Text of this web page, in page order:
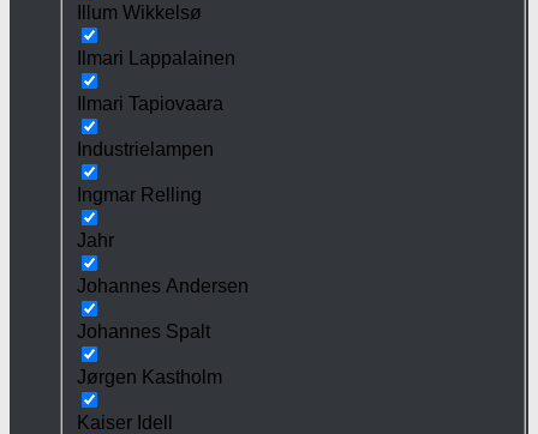
Illum Wikkelsø
Ilmari Lappalainen
Ilmari Tapiovaara
Industrielampen
Ingmar Relling
Jahr
Johannes Andersen
Johannes Spalt
Jørgen Kastholm
Kaiser Idell